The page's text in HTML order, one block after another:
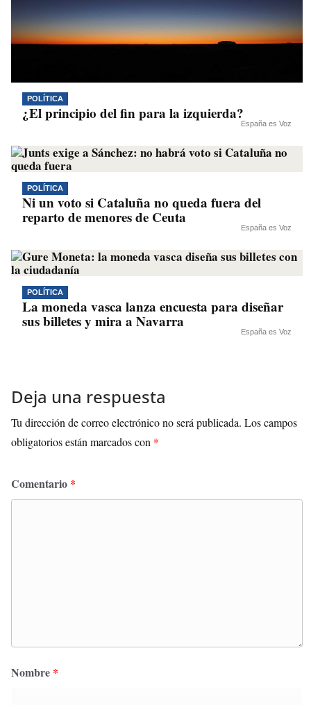
POLÍTICA
¿El principio del fin para la izquierda?
España es Voz
POLÍTICA
Ni un voto si Cataluña no queda fuera del
reparto de menores de Ceuta
España es Voz
POLÍTICA
La moneda vasca lanza encuesta para diseñar
sus billetes y mira a Navarra
España es Voz
Deja una respuesta
Tu dirección de correo electrónico no será publicada. Los campos
obligatorios están marcados con *
Comentario *
Nombre *